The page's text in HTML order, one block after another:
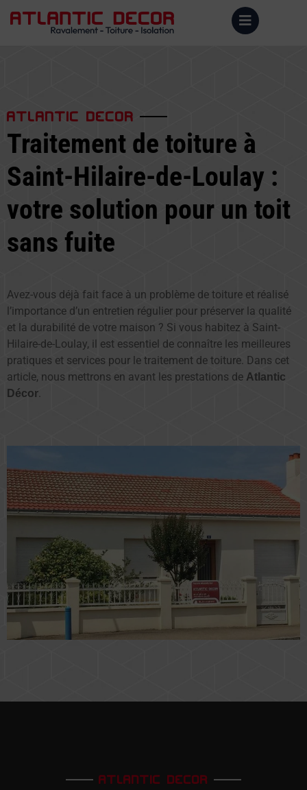
ATLANTIC DECOR
Traitement de toiture à
Saint-Hilaire-de-Loulay :
votre solution pour un toit
sans fuite
Avez-vous déjà fait face à un problème de toiture et réalisé
l’importance d’un entretien régulier pour préserver la qualité
et la durabilité de votre maison ? Si vous habitez à Saint-
Hilaire-de-Loulay, il est essentiel de connaître les meilleures
pratiques et services pour le traitement de toiture. Dans cet
article, nous mettrons en avant les prestations de Atlantic
Décor.
ATLANTIC DECOR